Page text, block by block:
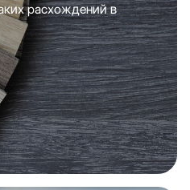
расхождений в